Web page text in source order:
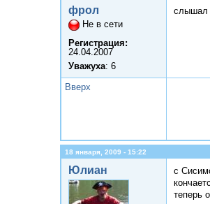
фрол
Не в сети
Регистрация:
24.04.2007
Уважуха: 6
слышал
Вверх
18 января, 2009 - 15:22
Юлиан
с
теперь